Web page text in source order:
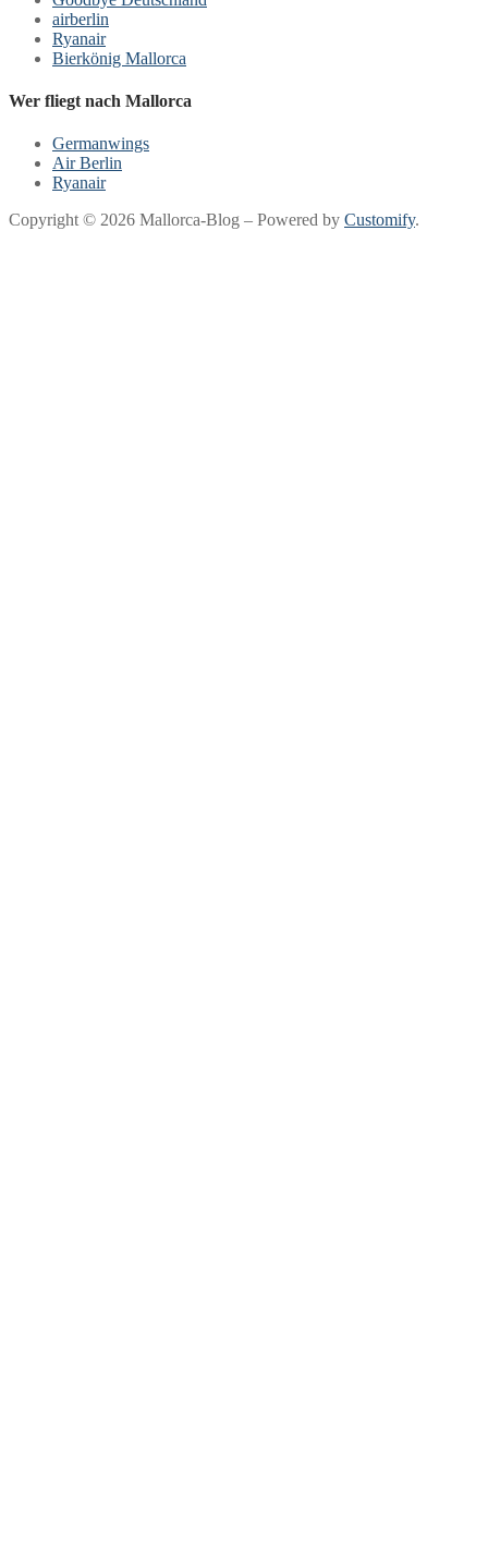
airberlin
Ryanair
Bierkönig Mallorca
Wer fliegt nach Mallorca
Germanwings
Air Berlin
Ryanair
Copyright © 2026 Mallorca-Blog – Powered by Customify.